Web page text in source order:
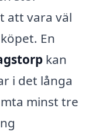
att vara väl
En
kan
i det långa
minst tre